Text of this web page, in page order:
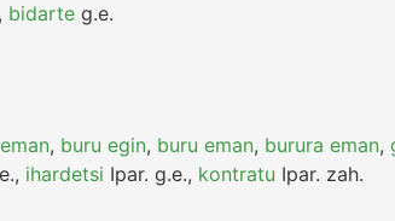
, bidarte g.e.
, buru egin, buru eman, burura eman,
, ihardetsi Ipar. g.e., kontratu Ipar. zah.